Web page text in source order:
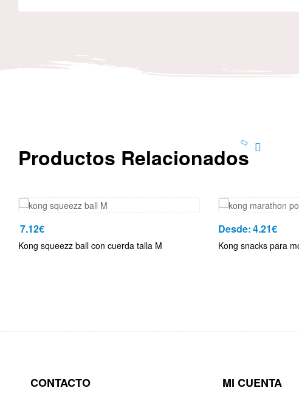
Productos Relacionados
7.12€
Kong squeezz ball con cuerda talla M
Desde:4.21€
Kong snacks para
CONTACTO MI CUENTA